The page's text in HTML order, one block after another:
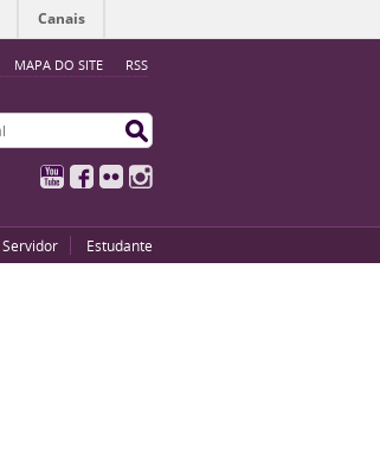
MAPA DO SITE RSS
Canais
YouTubeFacebook
Flickr
Servidor Estudante